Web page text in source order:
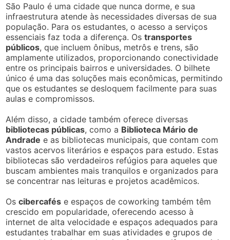
São Paulo é uma cidade que nunca dorme, e sua
infraestrutura atende às necessidades diversas de sua
população. Para os estudantes, o acesso a serviços
essenciais faz toda a diferença. Ostransportes
públicos, que incluem ônibus, metrôs e trens, são
amplamente utilizados, proporcionando conectividade
entre os principais bairros e universidades. O bilhete
único é uma das soluções mais econômicas, permitindo
que os estudantes se desloquem facilmente para suas
aulas e compromissos.
Além disso, a cidade também oferece diversas
bibliotecas públicas, como a Biblioteca Mário de
Andrade e as bibliotecas municipais, que contam com
vastos acervos literários e espaços para estudo. Estas
bibliotecas são verdadeiros refúgios para aqueles que
buscam ambientes mais tranquilos e organizados para
se concentrar nas leituras e projetos acadêmicos.
Oscibercafés e espaços de coworking também têm
crescido em popularidade, oferecendo acesso à
internet de alta velocidade e espaços adequados para
estudantes trabalhar em suas atividades e grupos de